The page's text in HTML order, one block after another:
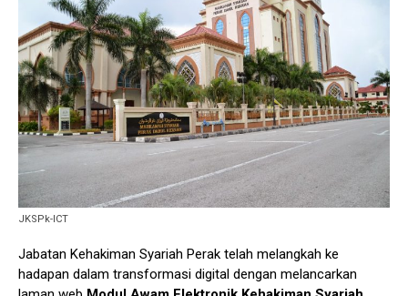
JKSPk-ICT
Jabatan Kehakiman Syariah Perak telah melangkah ke
hadapan dalam transformasi digital dengan melancarkan